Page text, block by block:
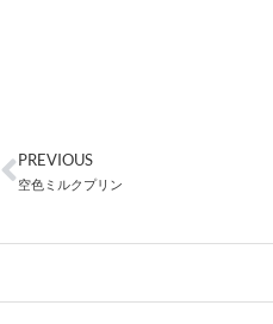
PREVIOUS
空色ミルクプリン